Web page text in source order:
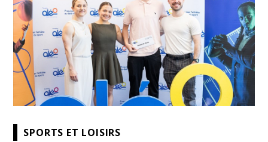
SPORTS ET LOISIRS